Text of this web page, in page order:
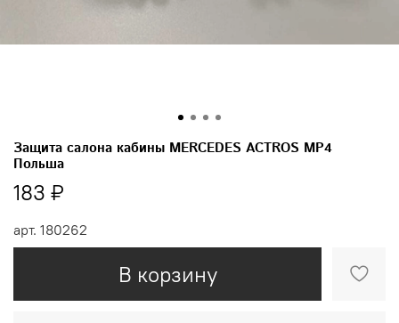
арт. 180262
Защита салона кабины MERCEDES ACTROS MP4
Польша
183 ₽
В корзину